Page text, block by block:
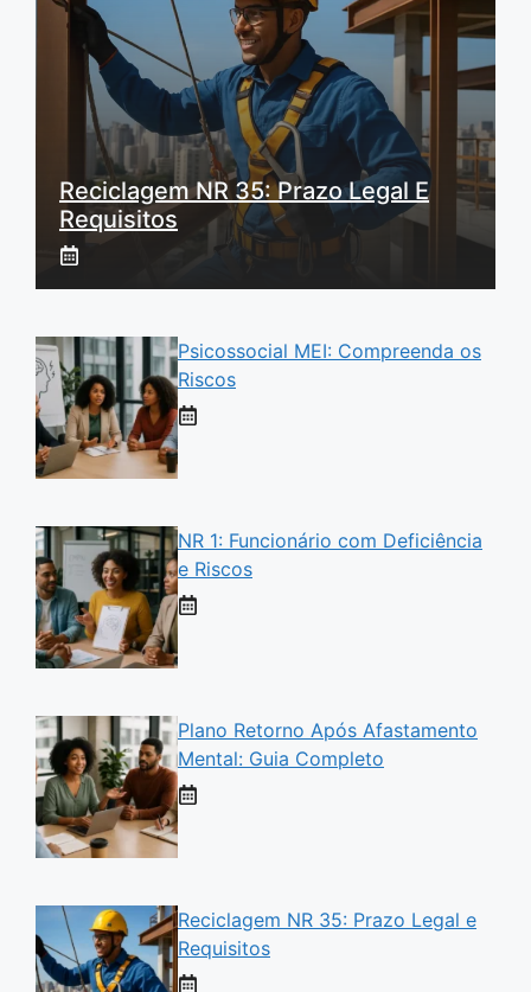
Reciclagem NR 35: Prazo Legal E
Requisitos
Psicossocial MEI: Compreenda os
Riscos
NR 1: Funcionário com Deficiência
e Riscos
Plano Retorno Após Afastamento
Mental: Guia Completo
Reciclagem NR 35: Prazo Legal e
Requisitos